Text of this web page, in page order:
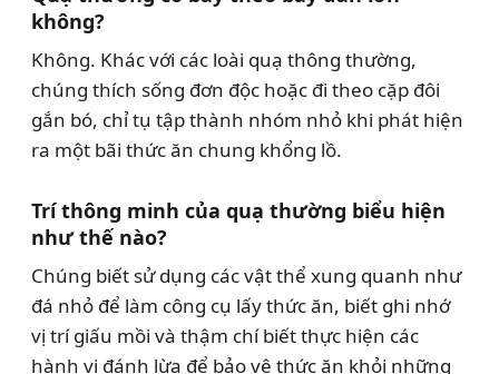
không?
Không. Khác với các loài quạ thông thường,
chúng thích sống đơn độc hoặc đi theo cặp đôi
gắn bó, chỉ tụ tập thành nhóm nhỏ khi phát hiện
ra một bãi thức ăn chung khổng lồ.
Trí thông minh của quạ thường biểu hiện
như thế nào?
Chúng biết sử dụng các vật thể xung quanh như
đá nhỏ để làm công cụ lấy thức ăn, biết ghi nhớ
vị trí giấu mồi và thậm chí biết thực hiện các
hành vi đánh lừa để bảo vệ thức ăn khỏi những